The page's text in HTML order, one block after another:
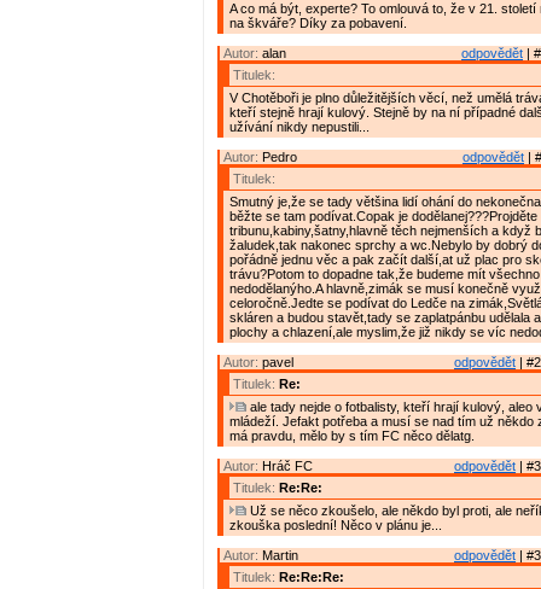
A co má být, experte? To omlouvá to, že v 21. století
na škváře? Díky za pobavení.
odpovědět |
Autor: alan
Titulek:
V Chotěboři je plno důležitějších věcí, než umělá
kteří stejně hrají kulový. Stejně by na ní případné
užívání nikdy nepustili...
odpovědět |
Autor: Pedro
Titulek:
Smutný je,že se tady většina lidí ohání do
běžte se tam podívat.Copak je dodělanej???Projděte
tribunu,kabiny,šatny,hlavně těch nejmenších a když
žaludek,tak nakonec sprchy a wc.Nebylo by dobrý
pořádně jednu věc a pak začít další,at už plac pro
trávu?Potom to dopadne tak,že budeme mít
nedodělanýho.A hlavně,zimák se musí konečně
celoročně.Jedte se podívat do Ledče na
skláren a budou stavět,tady se zaplatpánbu udělala
plochy a chlazení,ale myslim,že již nikdy se víc
odpovědět |
Autor: pavel
Titulek: Re:
ale tady nejde o fotbalisty, kteří hrají kulový, aleo
mládeží. Jefakt potřeba a musí se nad tím už někdo
má pravdu, mělo by s tím FC něco dělatg.
odpovědět |
Autor: Hráč FC
Titulek: Re:Re:
Už se něco zkoušelo, ale někdo byl proti, ale
zkouška poslední! Něco v plánu je...
odpovědět |
Autor: Martin
Titulek: Re:Re:Re: